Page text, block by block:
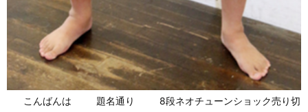
こんばんは 題名通り 8段ネオチューンショック売り切